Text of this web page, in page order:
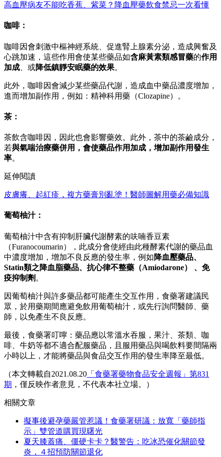
高血壓病友不能吃香蕉、紫菜？降血壓藥飲食禁忌一次看懂
咖啡：
咖啡因會刺激中樞神經系統、促進腎上腺素分泌，造成興奮及
心跳加速，這些作用會使某些藥品如含麻黃素類感冒藥的作用
加成 、或降低鎮靜安眠藥的效果。
此外，咖啡因會減少某些藥品代謝，造成血中藥品濃度增加，
進而增加副作用，例如：精神科用藥（Clozapine）。
茶：
茶飲含咖啡因，因此也會影響藥效。此外，茶中的茶鹼成分，
若與氣喘治療藥併用，會使藥品作用加成，增加副作用發生
率。
延伸閱讀
皮膚癢、起紅疹，複方藥膏別亂塗！醫師圖解用藥必備知識
葡萄柚汁：
葡萄柚汁中含有抑制肝臟代謝酵素的呋喃香豆素
（Furanocoumarin），此成分會使經由此種酵素代謝的藥品血
中濃度增加，增加不良反應的發生率，例如降血壓藥品、
Statin類之降血脂藥品、抗心律不整藥（Amiodarone） 、免
疫抑制劑 。
因葡萄柚汁與許多藥品都可能產生交互作用，食藥署建議民
眾，於用藥期間應避免飲用葡萄柚汁，或先行詢問醫師、藥
師，以免產生不良反應。
最後，食藥署叮嚀：藥品應以常溫水吞服，果汁、茶類、咖
啡、牛奶等都不適合配服藥品，且服用藥品與喝飲料要間隔兩
小時以上，才能將藥品與食品交互作用的發生率降至最低。
（本文轉載自2021.08.20 「食藥署藥物食品安全週報」第831
期 ，僅反映作者意見，不代表本社立場。）
相關文章
擬事後避孕藥嚴管惹議！食藥署研議：放寬「藥師指
示」雙管道購買現曙光
夏天膝蓋痛、僵硬卡卡？醫警告：吃冰恐催化關節發
炎，４招預防關節退化